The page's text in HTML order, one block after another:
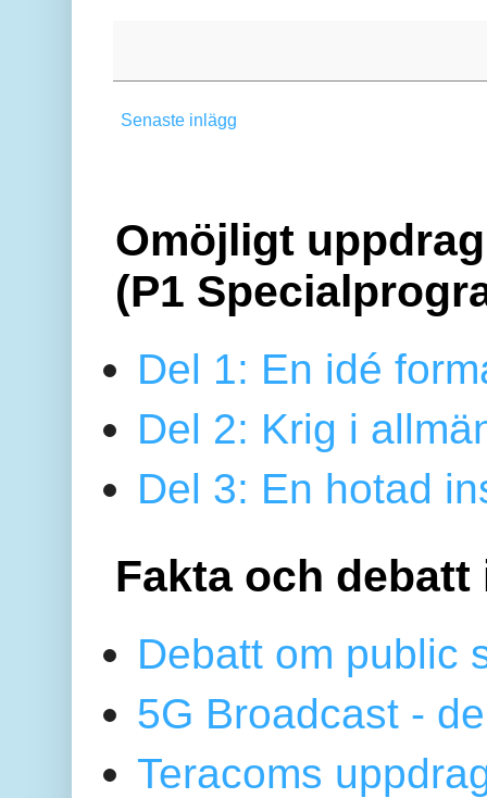
Senaste inlägg
Omöjligt
(P1
Del 1: En idé
Del 2: Krig i
Del 3: En hotad
Fakta och debatt
Debatt om public
5G Broadcast -
Teracoms